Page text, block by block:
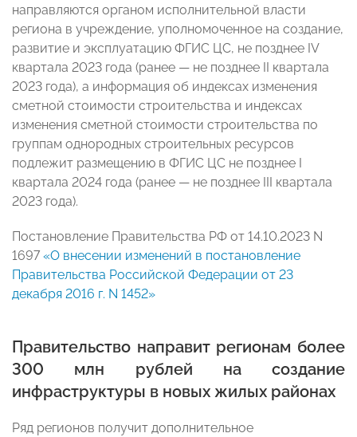
направляются органом исполнительной власти
региона в учреждение, уполномоченное на создание,
развитие и эксплуатацию ФГИС ЦС, не позднее IV
квартала 2023 года (ранее — не позднее II квартала
2023 года), а информация об индексах изменения
сметной стоимости строительства и индексах
изменения сметной стоимости строительства по
группам однородных строительных ресурсов
подлежит размещению в ФГИС ЦС не позднее I
квартала 2024 года (ранее — не позднее III квартала
2023 года).
Постановление Правительства РФ от 14.10.2023 N
1697 «О внесении изменений в постановление
Правительства Российской Федерации от 23
декабря 2016 г. N 1452»
Правительство направит регионам более
300 млн рублей на создание
инфраструктуры в новых жилых районах
Ряд регионов получит дополнительное